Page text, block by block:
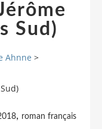
Sud)
Ahnne >
, roman français